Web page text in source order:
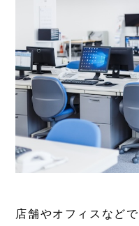
店舗やオフィスなど